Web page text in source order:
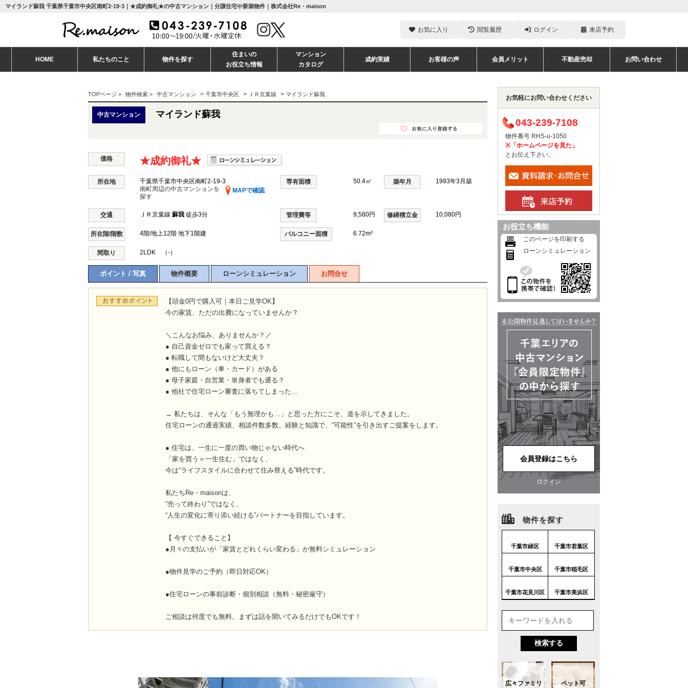
マイランド蘇我 千葉県千葉市中央区南町2-19-3｜★成約御礼★の中古マンション｜分譲住宅や新築物件｜株式会社Re・maison
お気に入り 閲覧履歴 ログイン 来店予約
HOME 私たちのこと 物件を探す
住まいの
お役立ち情報
マンション
カタログ
成約実績 お客様の声 会員メリット 不動産売却 お問い合わせ
TOPページ > 物件検索 > 中古マンション > 千葉市中央区 > ＪＲ京葉線 > マイランド蘇我
中古マンション マイランド蘇我
価格 ★成約御礼★
所在地
千葉県千葉市中央区南町2-19-3
MAPで確認
南町周辺の中古マンションを
探す
専有面積 50.4㎡ 築年月 1993年3月築
交通 ＪＲ京葉線 蘇我 徒歩3分 管理費等 9,580円 修繕積立金 10,080円
所在階/階数 4階/地上12階 地下1階建 バルコニー面積 6.72m²
間取り 2LDK （-）
ポイント / 写真 物件概要 ローンシミュレーション お問合せ
【頭金0円で購入可｜本日ご見学OK】
今の家賃、ただの出費になっていませんか？
＼こんなお悩み、ありませんか？／
● 自己資金ゼロでも家って買える？
● 転職して間もないけど大丈夫？
● 他にもローン（車・カード）がある
● 母子家庭・自営業・単身者でも通る？
● 他社で住宅ローン審査に落ちてしまった…
→ 私たちは、そんな「もう無理かも…」と思った方にこそ、道を示してきました。
住宅ローンの通過実績、相談件数多数。経験と知識で、“可能性”を引き出すご提案をします。
● 住宅は、一生に一度の買い物じゃない時代へ
「家を買う＝一生住む」ではなく、
今は“ライフスタイルに合わせて住み替える”時代です。
私たちRe・maisonは、
“売って終わり”ではなく、
“人生の変化に寄り添い続ける”パートナーを目指しています。
【 今すぐできること】
●月々の支払いが「家賃とどれくらい変わる」か無料シミュレーション
●物件見学のご予約（即日対応OK）
●住宅ローンの事前診断・個別相談（無料・秘密厳守）
ご相談は何度でも無料。まずは話を聞いてみるだけでもOKです！
お気軽にお問い合わせください
043-239-7108
物件番号 RHS-u-1050
※「ホームページを見た」
とお伝え下さい。
お役立ち機能
このページを印刷する
ローンシミュレーション
会員登録はこちら
ログイン
物件を探す
千葉市緑区 千葉市若葉区
千葉市中央区 千葉市稲毛区
千葉市花見川区 千葉市美浜区
広々ファミリ ペット可